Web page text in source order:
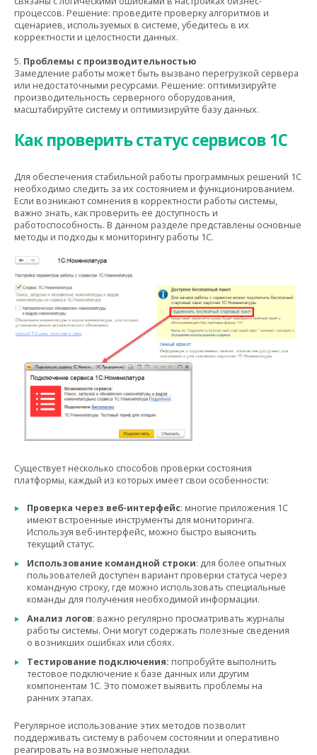
процессов. Решение: проведите проверку алгоритмов и
сценариев, используемых в системе, убедитесь в их
корректности и целостности данных.
5. Проблемы с производительностью
Замедление работы может быть вызвано перегрузкой сервера
или недостаточными ресурсами. Решение: оптимизируйте
производительность серверного оборудования,
масштабируйте систему и оптимизируйте базу данных.
Как проверить статус сервисов 1С
Для обеспечения стабильной работы программных решений 1С
необходимо следить за их состоянием и функционированием.
Если возникают сомнения в корректности работы системы,
важно знать, как проверить ее доступность и
работоспособность. В данном разделе представлены основные
методы и подходы к мониторингу работы 1С.
Существует несколько способов проверки состояния
платформы, каждый из которых имеет свои особенности:
Проверка через веб-интерфейс: многие приложения 1С
имеют встроенные инструменты для мониторинга.
Используя веб-интерфейс, можно быстро выяснить
текущий статус.
Использование командной строки: для более опытных
пользователей доступен вариант проверки статуса через
командную строку, где можно использовать специальные
команды для получения необходимой информации.
Анализ логов: важно регулярно просматривать журналы
работы системы. Они могут содержать полезные сведения
о возникших ошибках или сбоях.
Тестирование подключения: попробуйте выполнить
тестовое подключение к базе данных или другим
компонентам 1С. Это поможет выявить проблемы на
ранних этапах.
Регулярное использование этих методов позволит
поддерживать систему в рабочем состоянии и оперативно
реагировать на возможные неполадки.